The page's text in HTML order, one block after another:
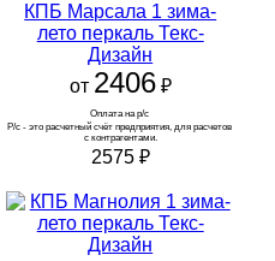
КПБ Марсала 1 зима-
лето перкаль Текс-
Дизайн
от 2406₽
Оплата на р/с
Р/с - это расчетный счёт предприятия, для расчетов
с контрагентами.
2575₽